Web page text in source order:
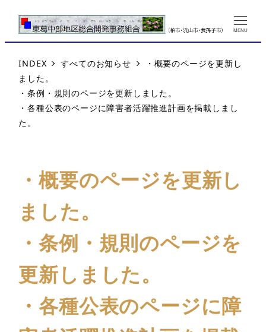
MENU
INDEX すべてのお知らせ
・概要のページを更新し
ました。
・条例・規則のページを更新しました。
・各種公表のページに障害者活躍推進計画を掲載しまし
た。
・概要のページを更新し
ました。
・条例・規則のページを
更新しました。
・各種公表のページに障